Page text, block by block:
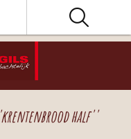
krentenbrood half